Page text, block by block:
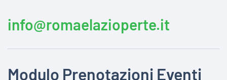
info@romaelazioperte.it
Modulo Prenotazioni Eventi